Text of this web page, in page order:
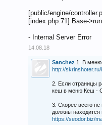
[public/engine/
[index.php:71] Base-
- Internal Server Error
14.08.18
Sanchez 1. В меню
http://
2. Если страницы
кеш в меню Кеш -
3. Скорее всего
должны находится
https://seodor.biz/